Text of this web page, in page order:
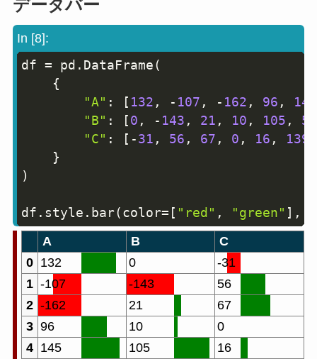
データバー
In [8]:
df = pd . DataFrame(
{
"A" : [ 132 , - 107 , - 162 , 96 , 145
"B" : [0 , - 143 , 21 , 10 , 105 , 56
"C" : [ -31 , 56 , 67 , 0 , 16 , 139
}
)
df . style . bar(color= [ "red" , "green" ] ,
A B
C
0 132 0
-31
1 -107 -143
56
2 -162 21
67
3 96 10
0
4 145 105 16